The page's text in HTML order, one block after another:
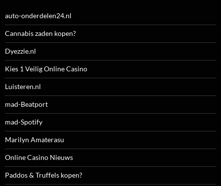
auto-onderdelen24.nl
Cannabis zaden kopen?
Dyezzie.nl
Kies 1 Veilig Online Casino
Luisteren.nl
mad-Beatport
mad-Spotify
Marilyn Amaterasu
Online Casino Nieuws
Paddos & Truffels kopen?